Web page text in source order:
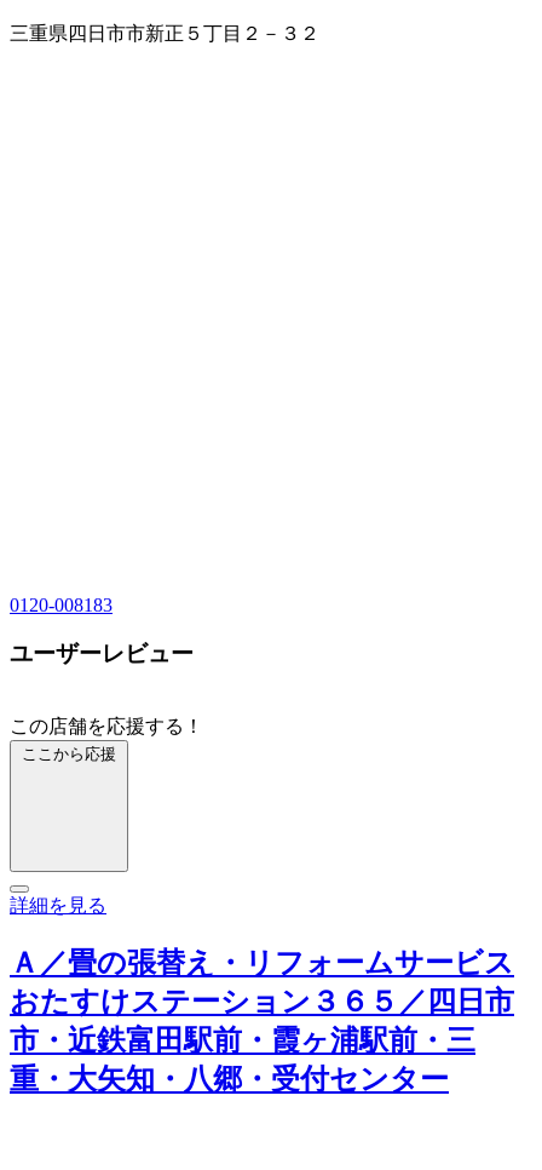
三重県四日市市新正５丁目２－３２
0120-008183
ユーザーレビュー
この店舗を応援する！
ここから応援
詳細を見る
Ａ／畳の張替え・リフォームサービス
おたすけステーション３６５／四日市
市・近鉄富田駅前・霞ヶ浦駅前・三
重・大矢知・八郷・受付センター